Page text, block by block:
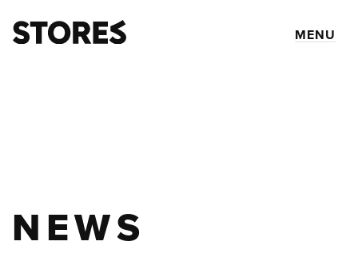
MENU
NEWS